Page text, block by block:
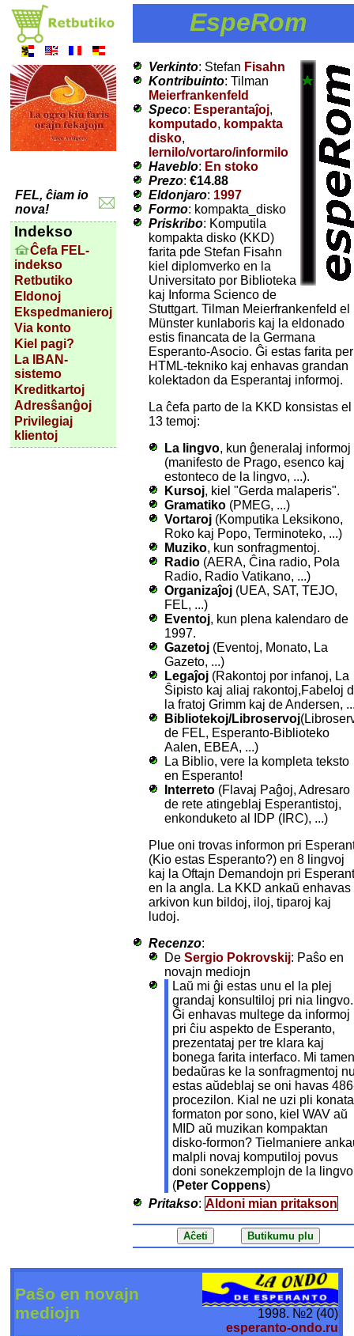
FEL, ĉiam io
nova!
Indekso
Ĉefa FEL-
indekso
Retbutiko
Eldonoj
Ekspedmanieroj
Via konto
Kiel pagi?
La IBAN-
sistemo
Kreditkartoj
Adresŝanĝoj
Privilegiaj
klientoj
EspeRom
Verkinto: Stefan Fisahn
Kontribuinto: Tilman
Meierfrankenfeld
Speco: Esperantaĵoj,
komputado, kompakta
disko,
lernilo/vortaro/informilo
Haveblo: En stoko
Prezo:€14.88
Eldonjaro: 1997
Formo: kompakta_disko
Priskribo: Komputila
kompakta disko (KKD)
farita pde Stefan Fisahn
kiel diplomverko en la
Universitato por Biblioteka
kaj Informa Scienco de
Stuttgart. Tilman Meierfrankenfeld el
Münster kunlaboris kaj la eldonado
estis financata de la Germana
Esperanto-Asocio. Ĝi estas farita per
HTML-tekniko kaj enhavas grandan
kolektadon da Esperantaj informoj.
La ĉefa parto de la KKD konsistas el
13 temoj:
La lingvo, kun ĝeneralaj informoj
(manifesto de Prago, esenco kaj
estonteco de la lingvo, ...).
Kursoj, kiel "Gerda malaperis".
Gramatiko (PMEG, ...)
Vortaroj (Komputika Leksikono,
Roko kaj Popo, Terminoteko, ...)
Muziko, kun sonfragmentoj.
Radio (AERA, Ĉina radio, Pola
Radio, Radio Vatikano, ...)
Organizaĵoj (UEA, SAT, TEJO,
FEL, ...)
Eventoj, kun plena kalendaro de
1997.
Gazetoj (Eventoj, Monato, La
Gazeto, ...)
Legaĵoj (Rakontoj por infanoj, La
Ŝipisto kaj aliaj rakontoj,Fabeloj
la fratoj Grimm kaj de Andersen,
Bibliotekoj/Libroservoj
de FEL, Esperanto-Biblioteko
Aalen, EBEA, ...)
La Biblio, vere la kompleta teksto
en Esperanto!
Interreto (Flavaj Paĝoj, Adresaro
de rete atingeblaj Esperantistoj,
enkonduketo al IDP (IRC), ...)
Plue oni trovas informon pri
(Kio estas Esperanto?) en 8 lingvoj
kaj la Oftajn Demandojn pri
en la angla. La KKD ankaŭ enhavas
arkivon kun bildoj, iloj, tiparoj kaj
ludoj.
Recenzo:
DeSergio Pokrovskij: Paŝo en
novajn mediojn
Laŭ mi ĝi estas unu el la plej
grandaj konsultiloj pri nia lingvo.
Ĝi enhavas multege da informoj
pri ĉiu aspekto de Esperanto,
prezentataj per tre klara kaj
bonega farita interfaco. Mi
bedaŭras ke la sonfragmentoj
estas aŭdeblaj se oni havas
procezilon. Kial ne uzi pli
formaton por sono, kiel WAV aŭ
MID aŭ muzikan kompaktan
disko-formon? Tielmaniere
malpli novaj komputiloj povus
doni sonekzemplojn de la
(Peter Coppens)
Pritakso: Aldoni mian pritakson
Paŝo en novajn
mediojn
1998. №2 (40)
esperanto-ondo.ru